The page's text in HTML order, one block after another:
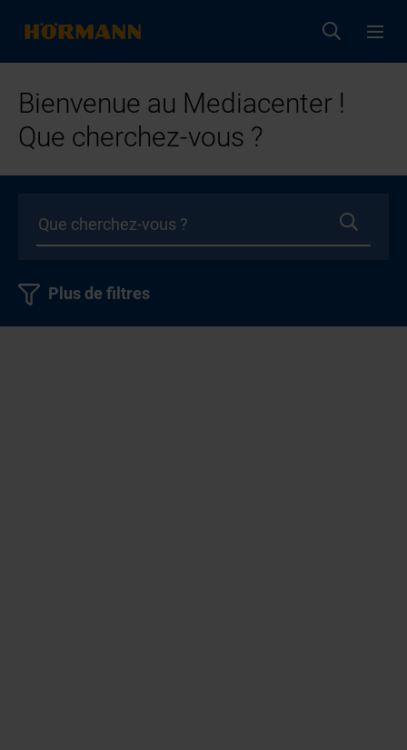
Bienvenue au Mediacenter !
Que cherchez-vous ?
Plus de filtres